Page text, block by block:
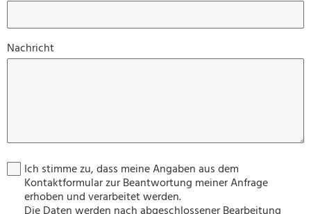
Nachricht
Ich stimme zu, dass meine Angaben aus dem
Kontaktformular zur Beantwortung meiner Anfrage
erhoben und verarbeitet werden.